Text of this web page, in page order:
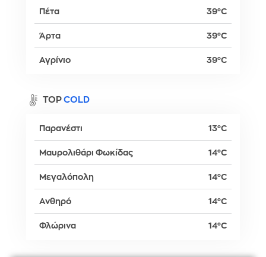
Πέτα 39°C
Άρτα 39°C
Αγρίνιο 39°C
TOP COLD
Παρανέστι 13°C
Μαυρολιθάρι Φωκίδας 14°C
Μεγαλόπολη 14°C
Ανθηρό 14°C
Φλώρινα 14°C